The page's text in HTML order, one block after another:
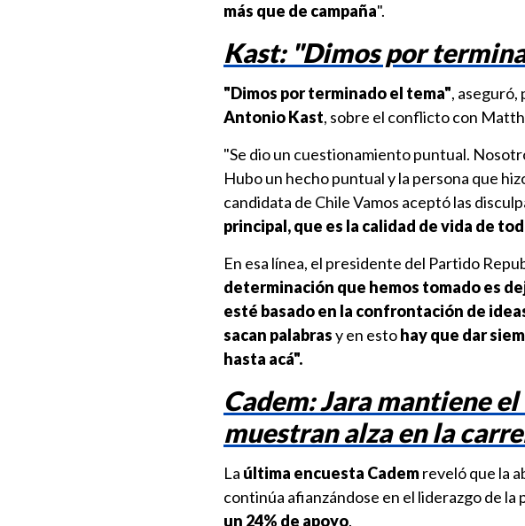
más que de campaña".
Kast: "Dimos por
"Dimos por terminado el tema", aseguró,
AntonioKast, sobre el conflicto con
"Se dio un cuestionamiento puntual.
Hubo un hecho puntual y la persona que
candidata de Chile Vamos aceptó las
principal, que es la calidad de vida de
En esa línea, el presidente del Partido
determinación que hemos tomado es
esté basado en la confrontación de
sacan palabrasy en estohay que dar
hasta acá".
Cadem: Jara mantiene
muestran alza en la
La última encuesta Cademreveló que la
continúa afianzándose en el liderazgo de
un 24% de apoyo.